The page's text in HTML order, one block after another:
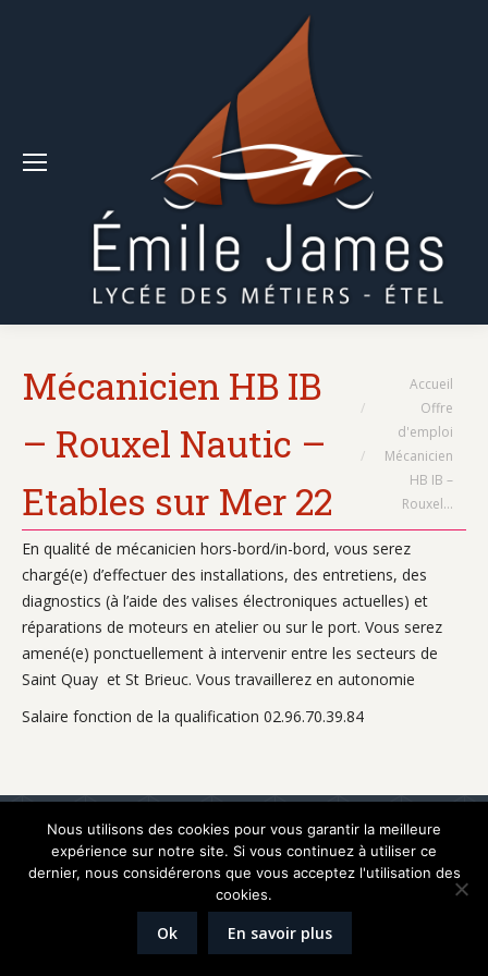
Mécanicien HB IB
– Rouxel Nautic –
Etables sur Mer 22
Vous êtes ici :
Accueil
Offre
d'emploi
Mécanicien
HB IB –
Rouxel…
En qualité de mécanicien hors-bord/in-bord, vous serez
chargé(e) d’effectuer des installations, des entretiens, des
diagnostics (à l’aide des valises électroniques actuelles) et
réparations de moteurs en atelier ou sur le port. Vous serez
amené(e) ponctuellement à intervenir entre les secteurs de
Saint Quay et St Brieuc. Vous travaillerez en autonomie
Salaire fonction de la qualification 02.96.70.39.84
Mentions légales
Nous utilisons des cookies pour vous garantir la meilleure
expérience sur notre site. Si vous continuez à utiliser ce
dernier, nous considérerons que vous acceptez l'utilisation des
cookies.
Ok En savoir plus